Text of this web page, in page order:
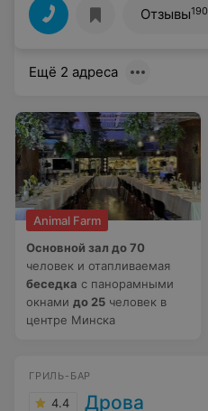
Отзывы190
Ещё 2 адреса
Animal Farm
Основной зал до 70
человек и отапливаемая
беседка с панорамными
окнами до 25 человек в
центре Минска
ГРИЛЬ-БАР
4.4 Дрова